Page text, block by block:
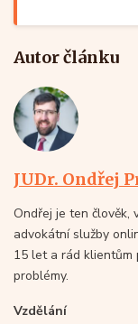
Autor článku
JUDr. Ondřej
Ondřej je ten člověk,
advokátní služby
15 let a rád klientům
problémy.
Vzdělání